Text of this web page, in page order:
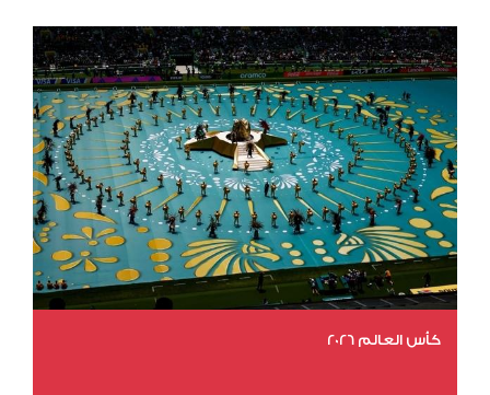
كأس العالم 2026